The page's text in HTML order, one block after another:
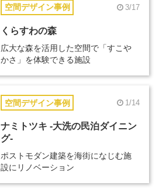
空間デザイン事例 3/17
くらすわの森
広大な森を活用した空間で「すこや
かさ」を体験できる施設
空間デザイン事例 1/14
ナミトツキ -大洗の民泊ダイニン
グ-
ポストモダン建築を海街になじむ施
設にリノベーション